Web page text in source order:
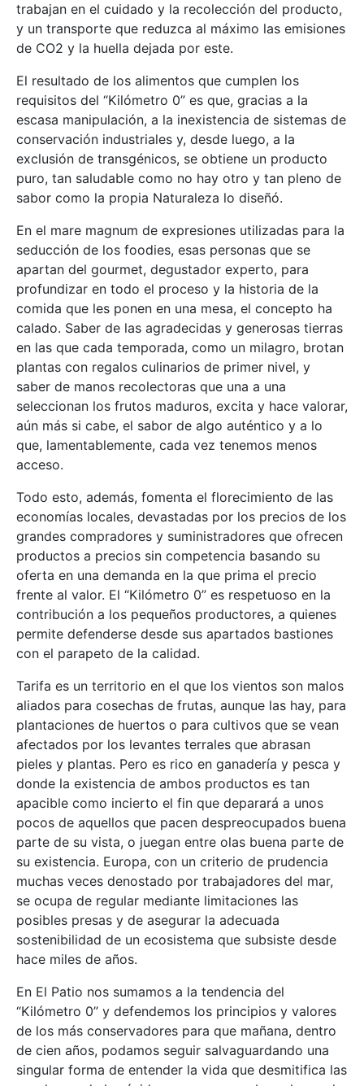
trabajan en el cuidado y la recolección del producto,
y un transporte que reduzca al máximo las emisiones
de CO2 y la huella dejada por este.
El resultado de los alimentos que cumplen los
requisitos del “Kilómetro 0” es que, gracias a la
escasa manipulación, a la inexistencia de sistemas de
conservación industriales y, desde luego, a la
exclusión de transgénicos, se obtiene un producto
puro, tan saludable como no hay otro y tan pleno de
sabor como la propia Naturaleza lo diseñó.
En el mare magnum de expresiones utilizadas para la
seducción de los foodies, esas personas que se
apartan del gourmet, degustador experto, para
profundizar en todo el proceso y la historia de la
comida que les ponen en una mesa, el concepto ha
calado. Saber de las agradecidas y generosas tierras
en las que cada temporada, como un milagro, brotan
plantas con regalos culinarios de primer nivel, y
saber de manos recolectoras que una a una
seleccionan los frutos maduros, excita y hace valorar,
aún más si cabe, el sabor de algo auténtico y a lo
que, lamentablemente, cada vez tenemos menos
acceso.
Todo esto, además, fomenta el florecimiento de las
economías locales, devastadas por los precios de los
grandes compradores y suministradores que ofrecen
productos a precios sin competencia basando su
oferta en una demanda en la que prima el precio
frente al valor. El “Kilómetro 0” es respetuoso en la
contribución a los pequeños productores, a quienes
permite defenderse desde sus apartados bastiones
con el parapeto de la calidad.
Tarifa es un territorio en el que los vientos son malos
aliados para cosechas de frutas, aunque las hay, para
plantaciones de huertos o para cultivos que se vean
afectados por los levantes terrales que abrasan
pieles y plantas. Pero es rico en ganadería y pesca y
donde la existencia de ambos productos es tan
apacible como incierto el fin que deparará a unos
pocos de aquellos que pacen despreocupados buena
parte de su vista, o juegan entre olas buena parte de
su existencia. Europa, con un criterio de prudencia
muchas veces denostado por trabajadores del mar,
se ocupa de regular mediante limitaciones las
posibles presas y de asegurar la adecuada
sostenibilidad de un ecosistema que subsiste desde
hace miles de años.
En El Patio nos sumamos a la tendencia del
“Kilómetro 0” y defendemos los principios y valores
de los más conservadores para que mañana, dentro
de cien años, podamos seguir salvaguardando una
singular forma de entender la vida que desmitifica las